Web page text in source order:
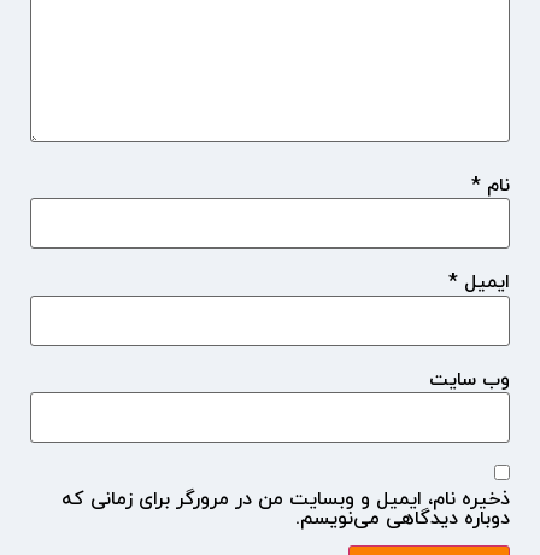
نام *
ایمیل *
وب‌ سایت
ذخیره نام، ایمیل و وبسایت من در مرورگر برای زمانی که
دوباره دیدگاهی می‌نویسم.